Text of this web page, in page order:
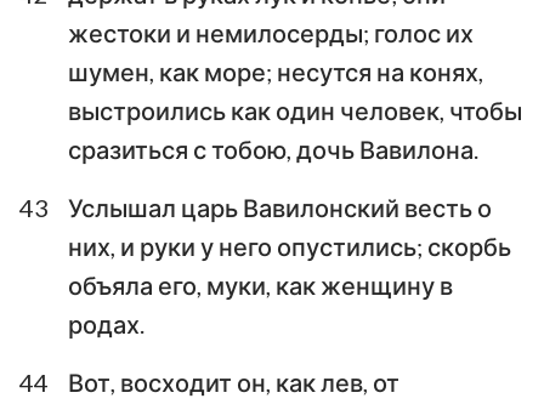
жестоки и немилосерды; голос их
шумен, как море; несутся на конях,
выстроились как один человек, чтобы
сразиться с тобою, дочь Вавилона.
43
Услышал царь Вавилонский весть о
них, и руки у него опустились; скорбь
объяла его, муки, как женщину в
родах.
44
Вот, восходит он, как лев, от